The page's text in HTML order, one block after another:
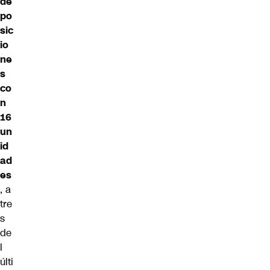
po
sic
io
ne
s
co
n
16
un
id
ad
es
, a
tre
s
de
l
últi